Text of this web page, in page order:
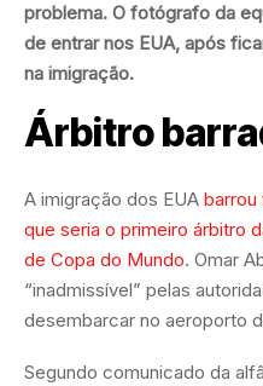
problema. O fotógrafo da
de entrar nos EUA, após
na imigração.
Árbitro
A imigração dos EUA barrou
que seria o primeiro árbitro
de Copa do Mundo. Omar
“inadmissível” pelas
desembarcar no aeroporto
Segundo comunicado da